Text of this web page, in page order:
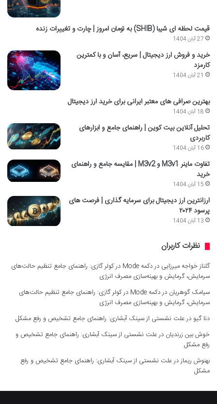
قیمت لحظه ای شیبا (SHIB) به تومان امروز | چارت و تغییرات زنده
27 آبان 1404
خرید و فروش ارز دیجیتال | سریع، آسان و با کمترین
کارمزد
21 آبان 1404
بهترین صرافی های معتبر ایرانی برای خرید ارز دیجیتال
18 آبان 1404
تحلیل آنلاین بیت کوین | راهنمای جامع و ابزارهای
کاربردی
16 آبان 1404
تفاوت ماینر M3v1 و M3v2 | مقایسه جامع و راهنمای
خرید
15 آبان 1404
ارزانترین ارز دیجیتال برای سرمایه گذاری | فرصت های
پرسود ۲۰۲۴
13 آبان 1404
نظرات کاربران
گلناز خواجه میرزایی در
دکمه Mode در کولر گازی: راهنمای جامع تنظیم حالت‌های
سرمایش، گرمایش و بهینه‌سازی مصرف انرژی
سیامک گوهریان در
دکمه Mode در کولر گازی: راهنمای جامع تنظیم حالت‌های
سرمایش، گرمایش و بهینه‌سازی مصرف انرژی
دنا گیو درعلت نشستی از سینک آبشاری: راهنمای جامع تشخیص و رفع مشکل
خوش بین زرندیان درعلت نشستی از سینک آبشاری: راهنمای جامع تشخیص و
رفع مشکل
بهنوش ریمازدرعلت نشستی از سینک آبشاری: راهنمای جامع تشخیص و رفع
مشکل